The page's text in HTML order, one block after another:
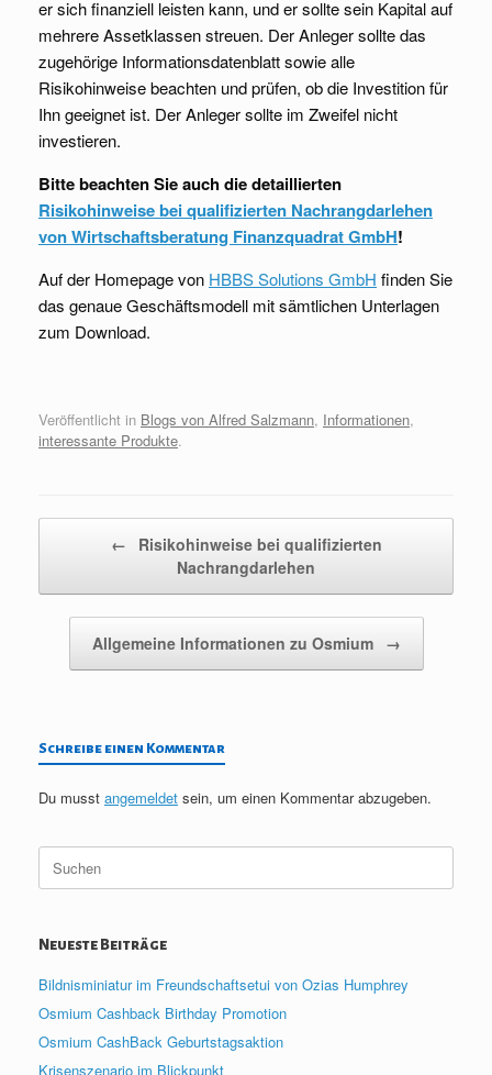
er sich finanziell leisten kann, und er sollte sein Kapital auf
mehrere Assetklassen streuen. Der Anleger sollte das
zugehörige Informationsdatenblatt sowie alle
Risikohinweise beachten und prüfen, ob die Investition für
Ihn geeignet ist. Der Anleger sollte im Zweifel nicht
investieren.
Bitte beachten Sie auch die detaillierten
Risikohinweise bei qualifizierten Nachrangdarlehen
von Wirtschaftsberatung Finanzquadrat GmbH!
Auf der Homepage von HBBS Solutions GmbH finden Sie
das genaue Geschäftsmodell mit sämtlichen Unterlagen
zum Download.
Veröffentlicht in Blogs von Alfred Salzmann, Informationen,
interessante Produkte.
←
Risikohinweise bei qualifizierten
Nachrangdarlehen
Allgemeine Informationen zu Osmium →
Schreibe einen Kommentar
Du musst angemeldet sein, um einen Kommentar abzugeben.
Suche
nach:
Neueste Beiträge
Bildnisminiatur im Freundschaftsetui von Ozias Humphrey
Osmium Cashback Birthday Promotion
Osmium CashBack Geburtstagsaktion
Krisenszenario im Blickpunkt